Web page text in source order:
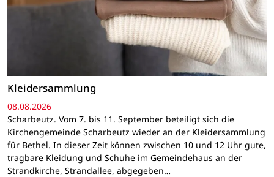
Kleidersammlung
08.08.2026
Scharbeutz. Vom 7. bis 11. September beteiligt sich die
Kirchengemeinde Scharbeutz wieder an der Kleidersammlung
für Bethel. In dieser Zeit können zwischen 10 und 12 Uhr gute,
tragbare Kleidung und Schuhe im Gemeindehaus an der
Strandkirche, Strandallee, abgegeben…